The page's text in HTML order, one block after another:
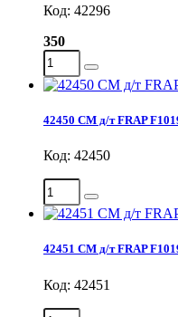
Код: 42296
350
42450 СМ д/т FRAP
Код: 42450
42451 СМ д/т FRAP
Код: 42451